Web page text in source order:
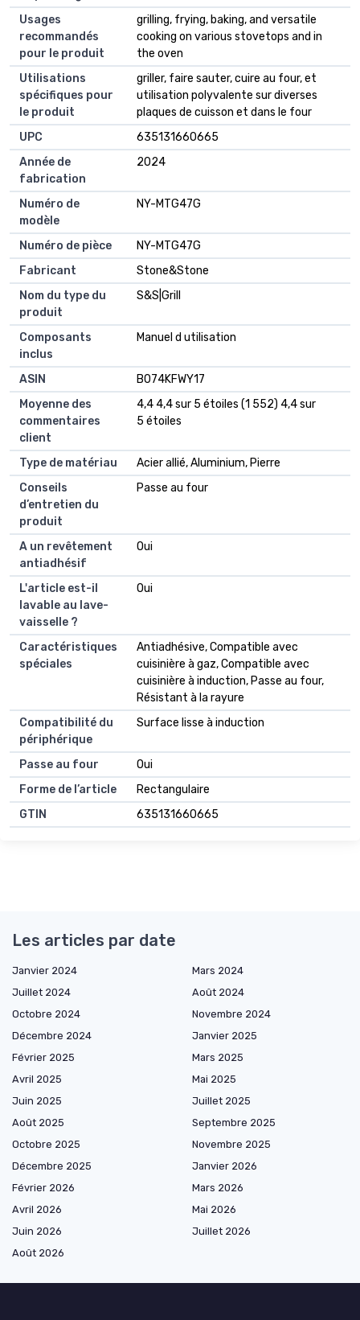
Usages
recommandés
pour le produit
grilling, frying, baking, and versatile
cooking on various stovetops and in
the oven
Utilisations
spécifiques pour
le produit
griller, faire sauter, cuire au four, et
utilisation polyvalente sur diverses
plaques de cuisson et dans le four
UPC
635131660665
Année de
fabrication
2024
Numéro de
modèle
NY-MTG47G
Numéro de pièce
NY-MTG47G
Fabricant
Stone&Stone
Nom du type du
produit
S&S|Grill
Composants
inclus
Manuel d utilisation
ASIN
B074KFWY17
Moyenne des
commentaires
client
4,4 4,4 sur 5 étoiles (1 552) 4,4 sur
5 étoiles
Type de matériau
Acier allié, Aluminium, Pierre
Conseils
d’entretien du
produit
Passe au four
A un revêtement
antiadhésif
Oui
L'article est-il
lavable au lave-
vaisselle ?
Oui
Caractéristiques
spéciales
Antiadhésive, Compatible avec
cuisinière à gaz, Compatible avec
cuisinière à induction, Passe au four,
Résistant à la rayure
Compatibilité du
périphérique
Surface lisse à induction
Passe au four
Oui
Forme de l’article
Rectangulaire
GTIN
635131660665
Les articles par date
Janvier 2024
Mars 2024
Juillet 2024
Août 2024
Octobre 2024
Novembre 2024
Décembre 2024
Janvier 2025
Février 2025
Mars 2025
Avril 2025
Mai 2025
Juin 2025
Juillet 2025
Août 2025
Septembre 2025
Octobre 2025
Novembre 2025
Décembre 2025
Janvier 2026
Février 2026
Mars 2026
Avril 2026
Mai 2026
Juin 2026
Juillet 2026
Août 2026